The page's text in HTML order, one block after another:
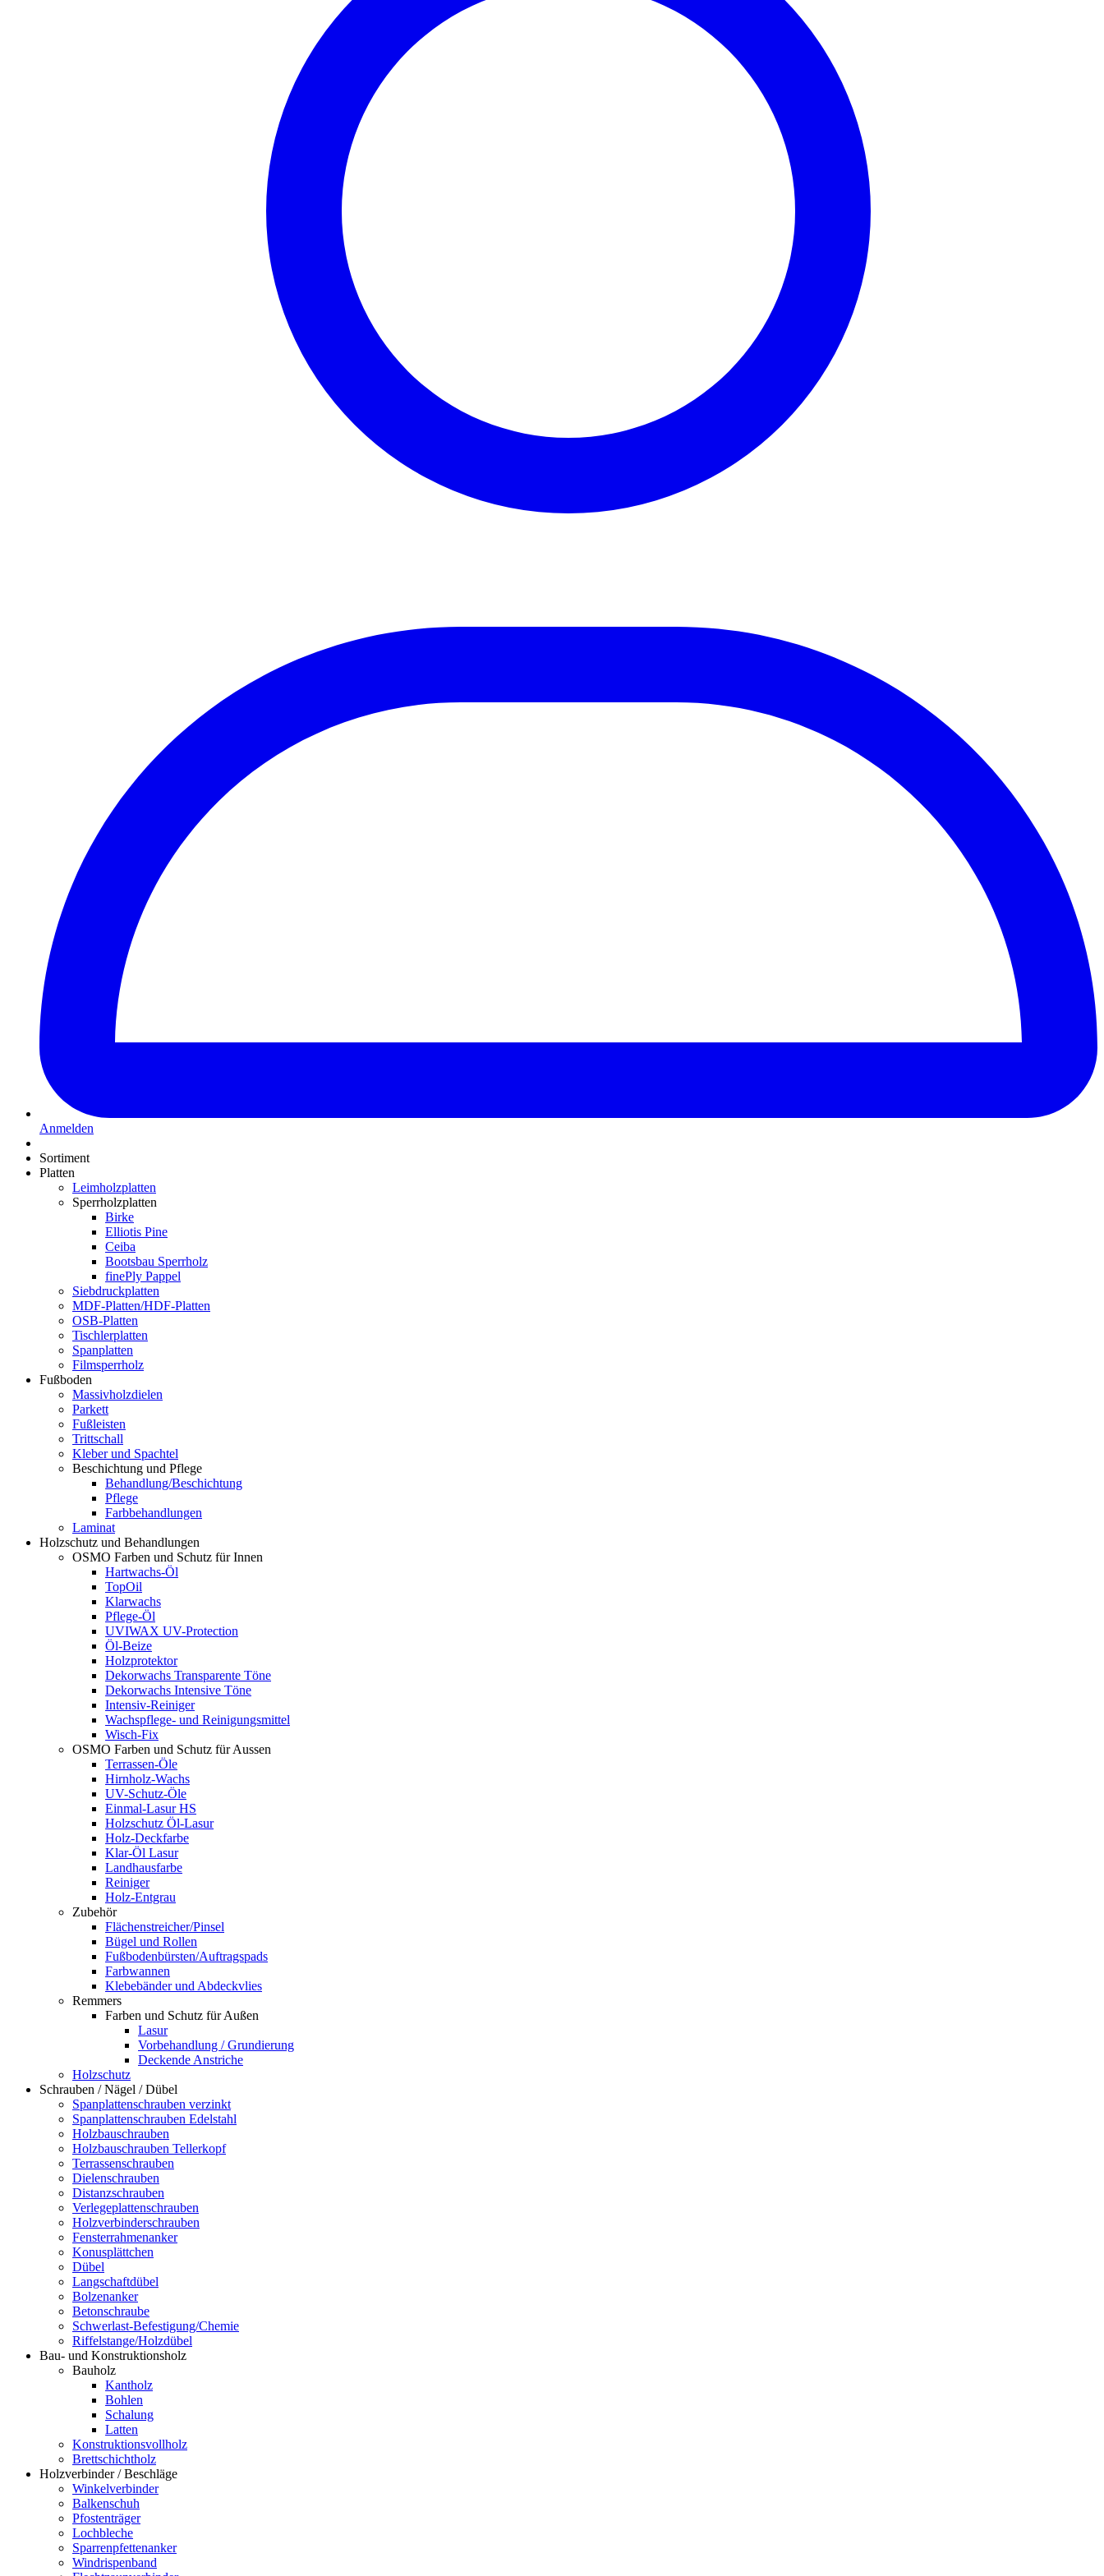
Anmelden
Sortiment
Platten
Leimholzplatten
Sperrholzplatten
Birke
Elliotis Pine
Ceiba
Bootsbau Sperrholz
finePly Pappel
Siebdruckplatten
MDF-Platten/HDF-Platten
OSB-Platten
Tischlerplatten
Spanplatten
Filmsperrholz
Fußboden
Massivholzdielen
Parkett
Fußleisten
Trittschall
Kleber und Spachtel
Beschichtung und Pflege
Behandlung/Beschichtung
Pflege
Farbbehandlungen
Laminat
Holzschutz und Behandlungen
OSMO Farben und Schutz für Innen
Hartwachs-Öl
TopOil
Klarwachs
Pflege-Öl
UVIWAX UV-Protection
Öl-Beize
Holzprotektor
Dekorwachs Transparente Töne
Dekorwachs Intensive Töne
Intensiv-Reiniger
Wachspflege- und Reinigungsmittel
Wisch-Fix
OSMO Farben und Schutz für Aussen
Terrassen-Öle
Hirnholz-Wachs
UV-Schutz-Öle
Einmal-Lasur HS
Holzschutz Öl-Lasur
Holz-Deckfarbe
Klar-Öl Lasur
Landhausfarbe
Reiniger
Holz-Entgrau
Zubehör
Flächenstreicher/Pinsel
Bügel und Rollen
Fußbodenbürsten/Auftragspads
Farbwannen
Klebebänder und Abdeckvlies
Remmers
Farben und Schutz für Außen
Lasur
Vorbehandlung / Grundierung
Deckende Anstriche
Holzschutz
Schrauben / Nägel / Dübel
Spanplattenschrauben verzinkt
Spanplattenschrauben Edelstahl
Holzbauschrauben
Holzbauschrauben Tellerkopf
Terrassenschrauben
Dielenschrauben
Distanzschrauben
Verlegeplattenschrauben
Holzverbinderschrauben
Fensterrahmenanker
Konusplättchen
Dübel
Langschaftdübel
Bolzenanker
Betonschraube
Schwerlast-Befestigung/Chemie
Riffelstange/Holzdübel
Bau- und Konstruktionsholz
Bauholz
Kantholz
Bohlen
Schalung
Latten
Konstruktionsvollholz
Brettschichtholz
Holzverbinder / Beschläge
Winkelverbinder
Balkenschuh
Pfostenträger
Lochbleche
Sparrenpfettenanker
Windrispenband